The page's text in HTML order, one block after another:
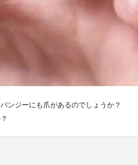
ンジーにも爪があるのでしょうか？